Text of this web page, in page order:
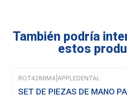
También podría
estos
ROT4288M4 APPLEDENTAL
SET DE PIEZAS DE MANO